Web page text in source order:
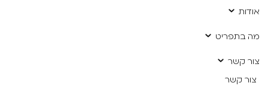
אודות
מה בתפריט
צור קשר
צור קשר